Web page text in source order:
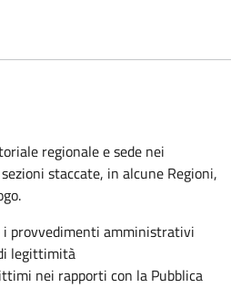
regionale e sede nei
staccate, in alcune Regioni,
i provvedimenti amministrativi
legittimità
nei rapporti con la Pubblica